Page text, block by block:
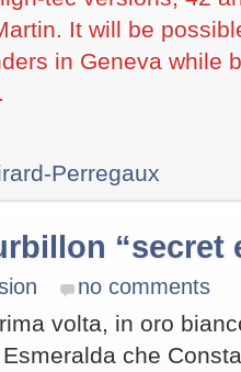
It will be
in Geneva while
Perregaux
“secret
no comments
volta, in oro
che